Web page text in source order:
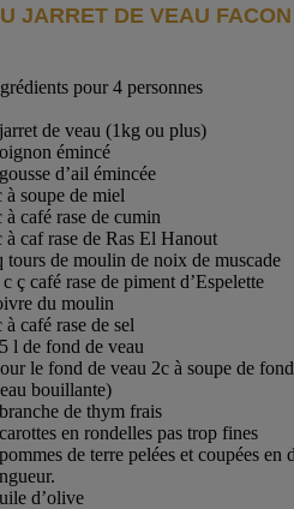
JARRET DE VEAU
pour 4 personnes
de veau (1kg ou plus)
émincé
d’ail émincée
à soupe de miel
à café rase de cumin
à caf rase de Ras El Hanout
tours de moulin de noix de muscade
ç café rase de piment d’Espelette
du moulin
à café rase de sel
l de fond de veau
le fond de veau 2c à soupe de
bouillante)
de thym frais
en rondelles pas trop fines
de terre pelées et coupées en
d’olive